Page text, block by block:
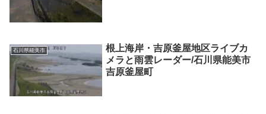
石川県能美市
根上海岸・吉原釜屋地区ライブカ
メラと雨雲レーダー/石川県能美市
吉原釜屋町